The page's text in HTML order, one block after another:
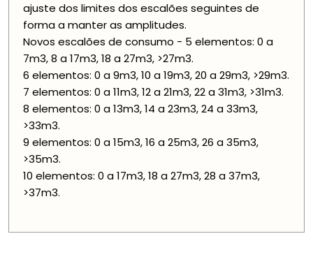
ajuste dos limites dos escalões seguintes de
forma a manter as amplitudes.
Novos escalões de consumo - 5 elementos: 0 a
7m3, 8 a 17m3, 18 a 27m3, >27m3.
6 elementos: 0 a 9m3, 10 a 19m3, 20 a 29m3, >29m3.
7 elementos: 0 a 11m3, 12 a 21m3, 22 a 31m3, >31m3.
8 elementos: 0 a 13m3, 14 a 23m3, 24 a 33m3,
>33m3.
9 elementos: 0 a 15m3, 16 a 25m3, 26 a 35m3,
>35m3.
10 elementos: 0 a 17m3, 18 a 27m3, 28 a 37m3,
>37m3.